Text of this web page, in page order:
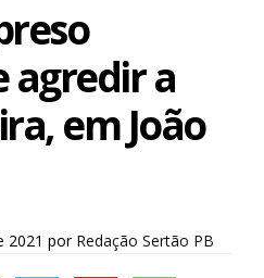
agredir a
em João
2021 por Redação Sertão PB